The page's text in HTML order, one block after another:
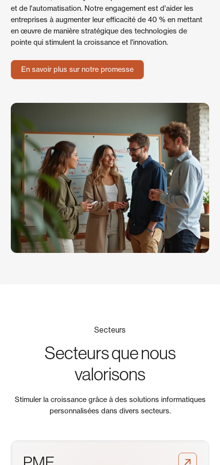
et de l'automatisation. Notre engagement est d'aider les
entreprises à augmenter leur efficacité de 40 % en mettant
en œuvre de manière stratégique des technologies de
pointe qui stimulent la croissance et l'innovation.
En savoir plus sur notre promesse
Secteurs
Secteurs que nous
valorisons
Stimuler la croissance grâce à des solutions informatiques
personnalisées dans divers secteurs.